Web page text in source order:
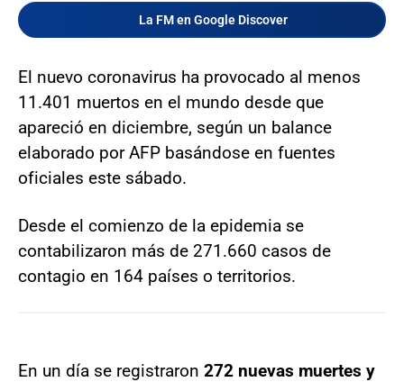
La FM en Google Discover
El nuevo coronavirus ha provocado al menos
11.401 muertos en el mundo desde que
apareció en diciembre, según un balance
elaborado por AFP basándose en fuentes
oficiales este sábado.
Desde el comienzo de la epidemia se
contabilizaron más de 271.660 casos de
contagio en 164 países o territorios.
En un día se registraron 272 nuevas muertes y